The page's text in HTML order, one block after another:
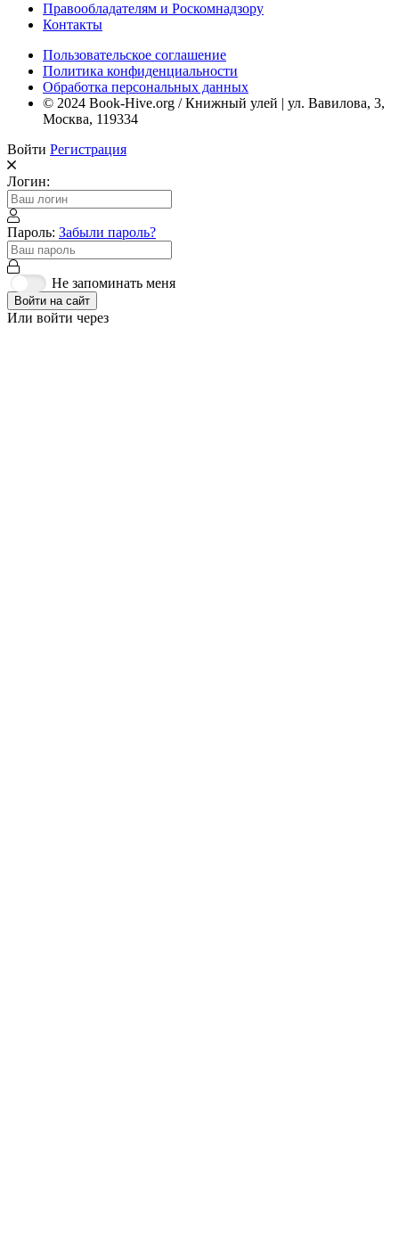
Правообладателям и Роскомнадзору
Контакты
Пользовательское соглашение
Политика конфиденциальности
Обработка персональных данных
© 2024 Book-Hive.org / Книжный улей | ул. Вавилова, 3,
Москва, 119334
Войти Регистрация
Логин:
Пароль: Забыли пароль?
Не запоминать меня
Войти на сайт
Или войти через